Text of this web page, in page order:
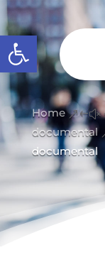
Abrir barra de
Home
documental
documental